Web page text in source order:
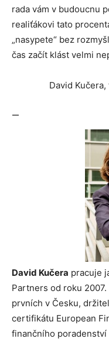
rada vám v budoucnu
realiťákovi tato
„nasypete“ bez
čas začít klást velmi
David
—
David Kučera pracuje
Partners od roku
prvních v Česku,
certifikátu European
finančního poradenství